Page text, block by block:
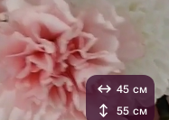
45 см
55 см